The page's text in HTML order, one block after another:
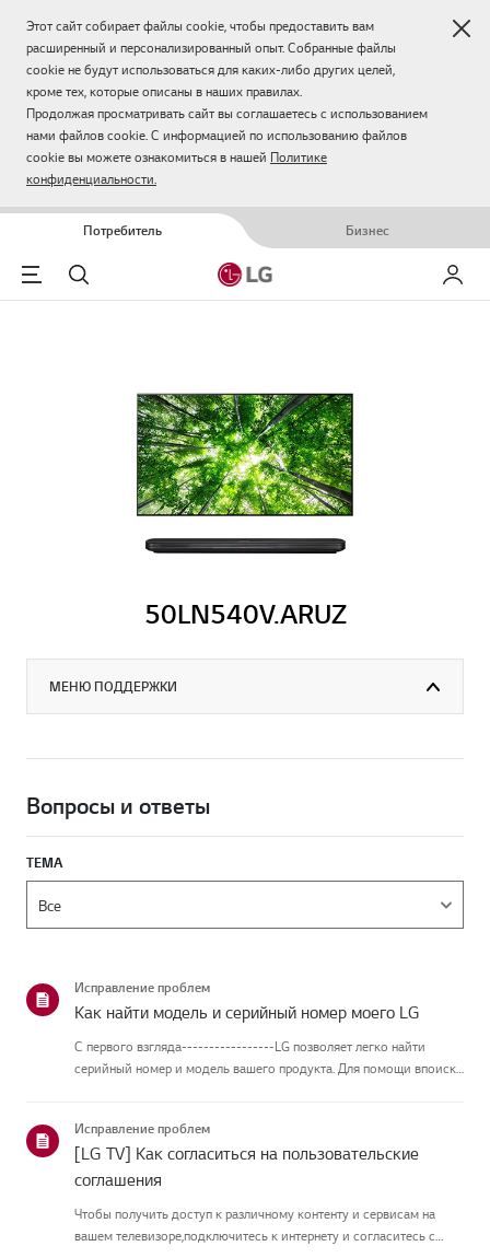
Этот сайт собирает файлы cookie, чтобы предоставить вам
расширенный и персонализированный опыт. Собранные файлы
cookie не будут использоваться для каких-либо других целей,
кроме тех, которые описаны в наших правилах.
Продолжая просматривать сайт вы соглашаетесь с использованием
нами файлов cookie. С информацией по использованию файлов
cookie вы можете ознакомиться в нашей Политике
конфиденциальности.
Потребитель Бизнес
Menu
Поиск Мой LG
50LN540V.ARUZ
МЕНЮ ПОДДЕРЖКИ
Вопросы и ответы
ТЕМА
Исправление проблем
Как найти модель и серийный номер моего LG
С первого взгляда-----------------LG позволяет легко найти
серийный номер и модель вашего продукта. Для помощи впоиске
руководство создано...
Исправление проблем
[LG TV] Как согласиться на пользовательские
соглашения
Чтобы получить доступ к различному контенту и сервисам на
вашем телевизоре,подключитесь к интернету и согласитесь с